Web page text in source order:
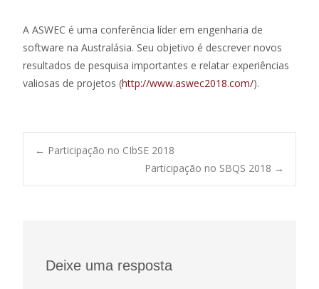
A ASWEC é uma conferência líder em engenharia de
software na Australásia. Seu objetivo é descrever novos
resultados de pesquisa importantes e relatar experiências
valiosas de projetos (http://www.aswec2018.com/).
Post navigation
← Participação no CIbSE 2018
Participação no SBQS 2018 →
Deixe uma resposta